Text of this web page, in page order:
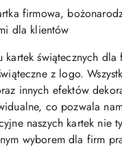
firmowa,
dla klientów
świątecznych
z logo.
innych efektów
co pozwala
naszych kartek
wyborem dla firm